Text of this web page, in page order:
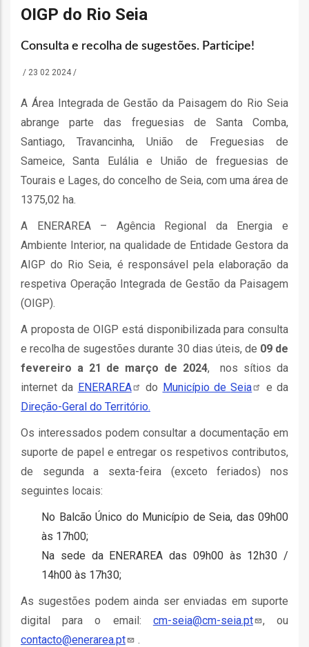
OIGP do Rio Seia
Consulta e recolha de sugestões. Participe!
/ 23 02 2024 /
A Área Integrada de Gestão da Paisagem do Rio Seia
abrange parte das freguesias de Santa Comba,
Santiago, Travancinha, União de Freguesias de
Sameice, Santa Eulália e União de freguesias de
Tourais e Lages, do concelho de Seia, com uma área de
1375,02 ha.
A ENERAREA – Agência Regional da Energia e
Ambiente Interior, na qualidade de Entidade Gestora da
AIGP do Rio Seia, é responsável pela elaboração da
respetiva Operação Integrada de Gestão da Paisagem
(OIGP).
A proposta de OIGP está disponibilizada para consulta
e recolha de sugestões durante 30 dias úteis, de 09 de
fevereiro a 21 de março de 2024, nos sítios da
internet da ENERAREA do Município deSeia
e da
Direção-Geral do Território.
Os interessados podem consultar a documentação em
suporte de papel e entregar os respetivos contributos,
de segunda a sexta-feira (exceto feriados) nos
seguintes locais:
No Balcão Único do Município de Seia, das 09h00
às 17h00;
Na sede da ENERAREA das 09h00 às 12h30 /
14h00 às 17h30;
As sugestões podem ainda ser enviadas em suporte
digital para o email: cm-seia@cm-seia.pt
, ou
contacto@enerarea.pt
.